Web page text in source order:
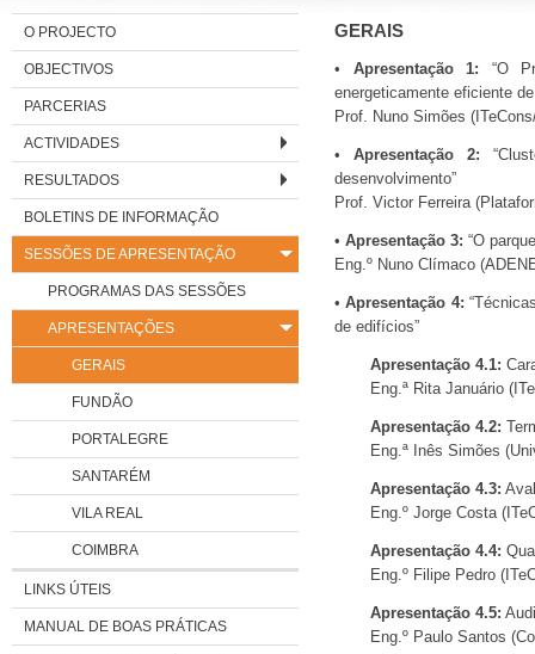
O PROJECTO
OBJECTIVOS
PARCERIAS
ACTIVIDADES
RESULTADOS
BOLETINS DE INFORMAÇÃO
SESSÕES DE APRESENTAÇÃO
PROGRAMAS DAS SESSÕES
APRESENTAÇÕES
GERAIS
FUNDÃO
PORTALEGRE
SANTARÉM
VILA REAL
COIMBRA
LINKS ÚTEIS
MANUAL DE BOAS PRÁTICAS
GERAIS
• Apresentação 1: “O
energeticamente eficiente
Prof. Nuno Simões
• Apresentação 2:
desenvolvimento”
Prof. Victor Ferreira
• Apresentação 3: “O
Eng.º Nuno Clímaco
•Apresentação 4:
de edifícios”
Apresentação 4.1:
Eng.ª Rita Januário
Apresentação 4.2:
Eng.ª Inês Simões
Apresentação 4.3:
Eng.º Jorge Costa
Apresentação 4.4:
Eng.º Filipe Pedro
Apresentação 4.5:
Eng.º Paulo Santos